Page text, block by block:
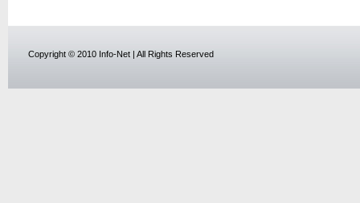
Copyright © 2010 Info-Net | All Rights Reserved